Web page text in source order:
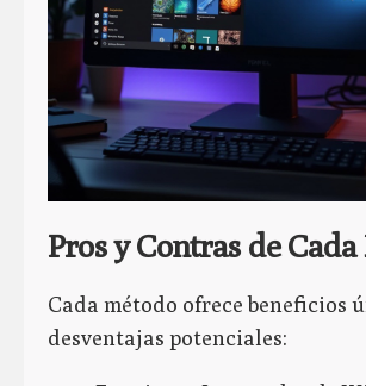
Pros y Contras de
Cada método ofrece beneficios
desventajas potenciales: